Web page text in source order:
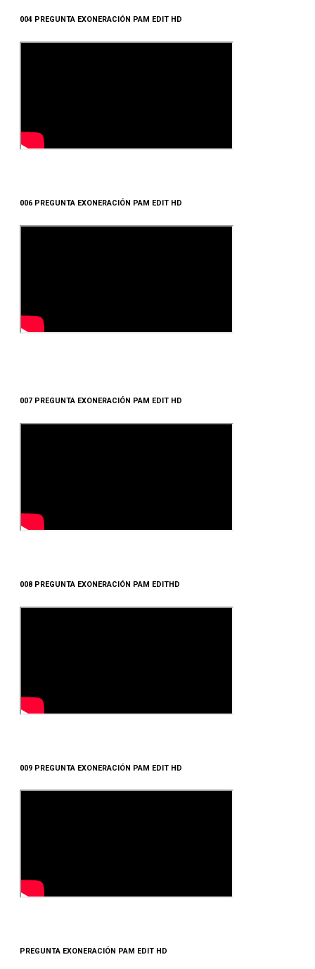
004 PREGUNTA EXONERACIÓN PAM EDIT HD
006 PREGUNTA EXONERACIÓN PAM EDIT HD
007 PREGUNTA EXONERACIÓN PAM EDIT HD
008 PREGUNTA EXONERACIÓN PAM EDITHD
009 PREGUNTA EXONERACIÓN PAM EDIT HD
PREGUNTA EXONERACIÓN PAM EDIT HD